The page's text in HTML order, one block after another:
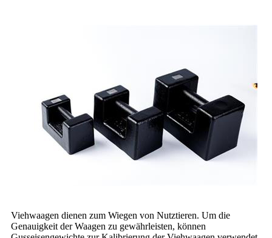
Viehwaagen dienen zum Wiegen von Nutztieren. Um die
Genauigkeit der Waagen zu gewährleisten, können